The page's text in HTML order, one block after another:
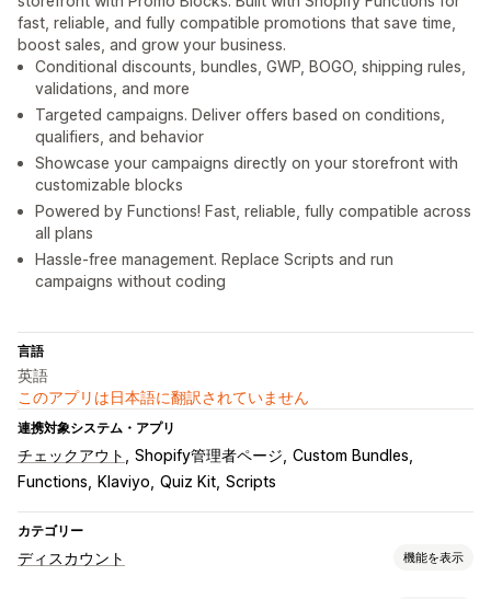
fast, reliable, and fully compatible promotions that save time,
boost sales, and grow your business.
Conditional discounts, bundles, GWP, BOGO, shipping rules,
validations, and more
Targeted campaigns. Deliver offers based on conditions,
qualifiers, and behavior
Showcase your campaigns directly on your storefront with
customizable blocks
Powered by Functions! Fast, reliable, fully compatible across
all plans
Hassle-free management. Replace Scripts and run
campaigns without coding
言語
英語
このアプリは日本語に翻訳されていません
連携対象システム・アプリ
チェックアウト Shopify管理者ページ Custom Bundles
Functions
Klaviyo Quiz Kit Scripts
カテゴリー
ディスカウント 機能を表示